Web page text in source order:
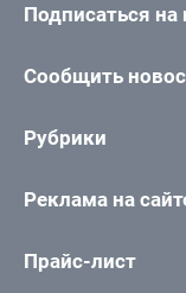
Подписаться на
Сообщить
Рубрики
Реклама на
Прайс-лист